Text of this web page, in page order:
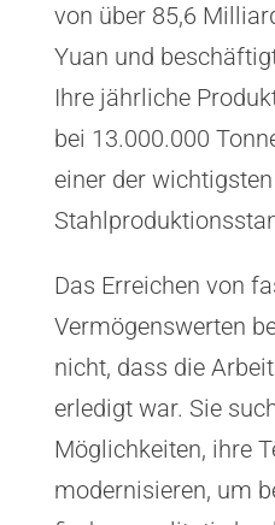
von über 85,6
Yuan und
Ihre jährliche
bei 13.000.000
einer der wichtigsten
Das Erreichen von
Vermögenswerten
nicht, dass die
erledigt war. Sie
Möglichkeiten, ihre
modernisieren, um